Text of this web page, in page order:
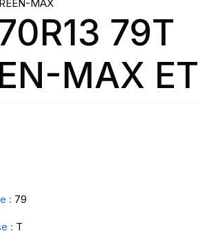
MAX
79T
MAX ET
: 79
: T